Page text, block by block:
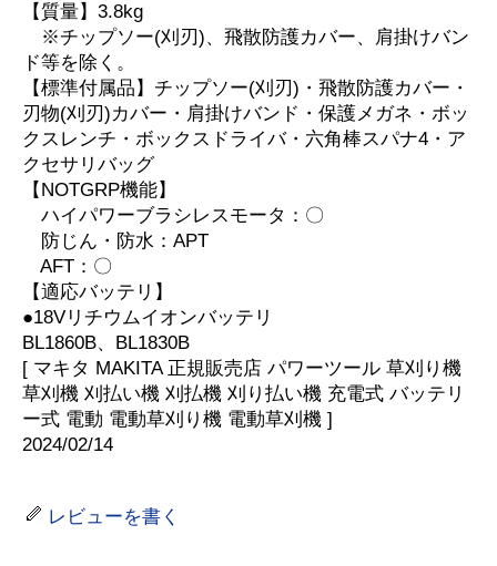
【質量】3.8kg
※チップソー(刈刃)、飛散防護カバー、肩掛けバン
ド等を除く。
【標準付属品】チップソー(刈刃)・飛散防護カバー・
刃物(刈刃)カバー・肩掛けバンド・保護メガネ・ボッ
クスレンチ・ボックスドライバ・六角棒スパナ4・ア
クセサリバッグ
【NOTGRP機能】
ハイパワーブラシレスモータ：〇
防じん・防水：APT
AFT：〇
【適応バッテリ】
●18Vリチウムイオンバッテリ
BL1860B、BL1830B
[ マキタ MAKITA 正規販売店 パワーツール 草刈り機
草刈機 刈払い機 刈払機 刈り払い機 充電式 バッテリ
ー式 電動 電動草刈り機 電動草刈機 ]
2024/02/14
レビューを書く